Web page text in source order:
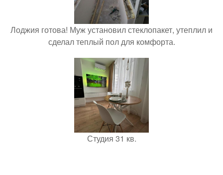
Лоджия готова! Муж установил стеклопакет, утеплил и
сделал теплый пол для комфорта.
Студия 31 кв.